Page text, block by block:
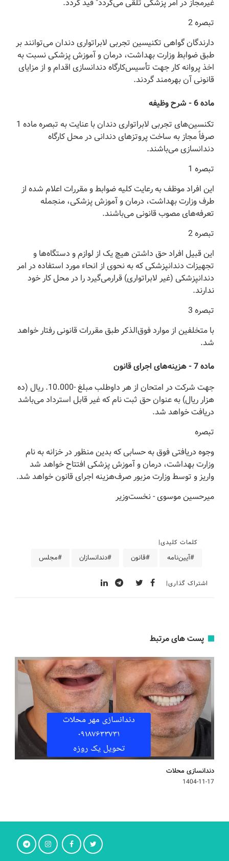
غیر‌مجاز در امر پزشکی تلقی می‌گردد" قید گردد.
‌تبصره 2
‌دارندگان گواهی تکنیسین تجربی لابراتواری دندان می‌توانند بر
طبق ضوابط وزارت بهداشت، درمان و آموزش پزشکی نسبت به
اخذ پروانه کار جهت تأسیس‌کارگاه دندانسازی اقدام و از مزایای
قانونی آن بهره‌مند گردند.
‌ماده 6 - شرح وظیفه
‌تکنسین‌های تجربی لابراتواری دندان با عنایت به تبصره ماده 1
صرفاً مجاز به ساخت پروتزهای دندانی در محل کارگاه
دندانسازی می‌باشند.
‌تبصره 1
‌این افراد موظف به رعایت کلیه ضوابط و مقررات اعلام شده از
طرف وزارت بهداشت، درمان و آموزش پزشکی، منجمله
تعرفه‌های مصوب قانونی می‌باشند.
‌تبصره 2
‌این قبیل افراد حق داشتن هیچ یک از لوازم و دستگاه‌ها و
تجهیزات دندانپزشکی که به نحوی از انحاء مورد استفاده در امر
دندانپزشکی (‌غیر لابراتواری) قرار‌می‌گیرد را در محل کار خود
ندارند.
‌تبصره 3
‌با متخلفین از موارد فوق‌الذکر طبق مقررات قانونی رفتار خواهد
شد.
‌ماده 7 - هزینه‌های اجرای قانون
‌جهت شرکت در امتحان از هر داوطلب مبلغ -10.000. ریال (‌ده
هزار ریال) به عنوان حق ثبت نام که غیر قابل استرداد می‌باشد
دریافت خواهد شد.
‌تبصره
‌وجوه دریافتی فوق به حسابی که بدین منظور در خزانه به نام
وزارت بهداشت، درمان و آموزش پزشکی افتتاح خواهد شد
واریز و توسط وزارت مزبور صرف‌هزینه اجرای قانون خواهد شد.
‌میرحسین موسوی - نخست‌وزیر
کلمات کلیدی
#آیین‌نامه #قانون #دندانسازان #مجلس
اشتراک گذاری
پست های مرتبط
دندانسازی محلات
1404-11-17